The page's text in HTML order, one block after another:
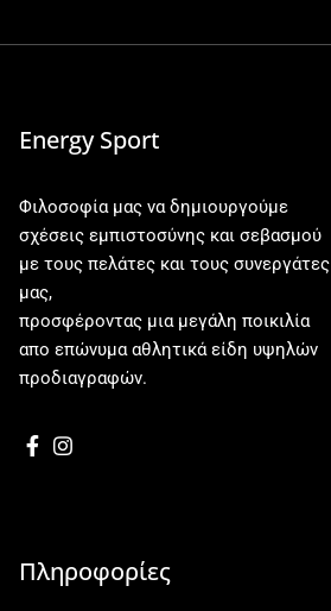
Energy Sport
Φιλοσοφία μας να δημιουργούμε
σχέσεις εμπιστοσύνης και σεβασμού
με τους πελάτες και τους συνεργάτες
μας,
προσφέροντας μια μεγάλη ποικιλία
απο επώνυμα αθλητικά είδη υψηλών
προδιαγραφών.
Πληροφορίες